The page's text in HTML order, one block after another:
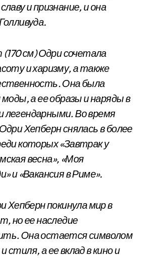
и признание, и она
см) Одри сочетала
и харизму, а также
Она была
а ее образы и наряды в
Во время
Хепберн снялась в более
которых «Завтрак у
весна», «Моя
и «Вакансия в Риме».
Хепберн покинула мир в
но ее наследие
Она остается символом
стиля, а ее вклад в кино и